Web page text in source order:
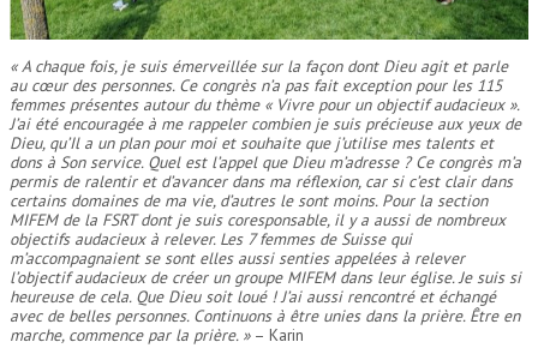
« A chaque fois, je suis émerveillée sur la façon dont Dieu agit et parle
au cœur des personnes. Ce congrès n’a pas fait exception pour les 115
femmes présentes autour du thème « Vivre pour un objectif audacieux ».
J’ai été encouragée à me rappeler combien je suis précieuse aux yeux de
Dieu, qu’Il a un plan pour moi et souhaite que j’utilise mes talents et
dons à Son service. Quel est l’appel que Dieu m’adresse ? Ce congrès m’a
permis de ralentir et d’avancer dans ma réflexion, car si c’est clair dans
certains domaines de ma vie, d’autres le sont moins. Pour la section
MIFEM de la FSRT dont je suis coresponsable, il y a aussi de nombreux
objectifs audacieux à relever. Les 7 femmes de Suisse qui
m’accompagnaient se sont elles aussi senties appelées à relever
l’objectif audacieux de créer un groupe MIFEM dans leur église. Je suis si
heureuse de cela. Que Dieu soit loué ! J’ai aussi rencontré et échangé
avec de belles personnes. Continuons à être unies dans la prière. Être en
marche, commence par la prière. »– Karin